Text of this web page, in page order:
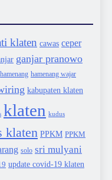
klaten cawas ceper
ganjar pranowo
hamenang hamenang wajar
kabupaten klaten
klaten kudus
klaten PPKM PPKM
solo sri mulyani
update covid-19 klaten